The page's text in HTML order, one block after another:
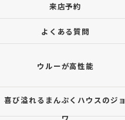
来店予約
よくある質問
ウルーが高性能
喜び溢れるまんぷくハウスのジョ